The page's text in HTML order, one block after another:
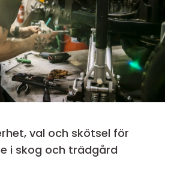
i skog och trädgård